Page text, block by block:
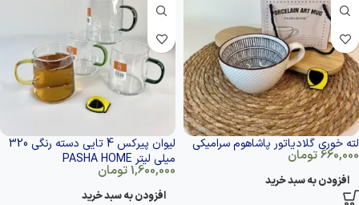
لته خوری گلادیاتور پاشاهوم سرامیکی
660,000تومان
افزودن به سبد خرید
لیوان پیرکس 4 تایی دسته رنگی 320
میلی لیتر PASHA HOME
1,600,000تومان
افزودن به سبد خرید